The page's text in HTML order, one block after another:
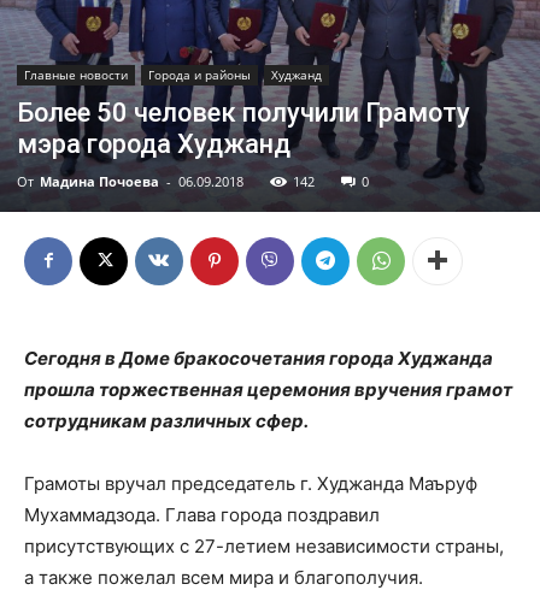
Главные новости Города и районы Худжанд
Более 50 человек получили Грамоту
мэра города Худжанд
От Мадина Почоева - 06.09.2018 142 0
Сегодня в Доме бракосочетания города Худжанда
прошла торжественная церемония вручения грамот
сотрудникам различных сфер.
Грамоты вручал председатель г. Худжанда Маъруф
Мухаммадзода. Глава города поздравил
присутствующих с 27-летием независимости страны,
а также пожелал всем мира и благополучия.